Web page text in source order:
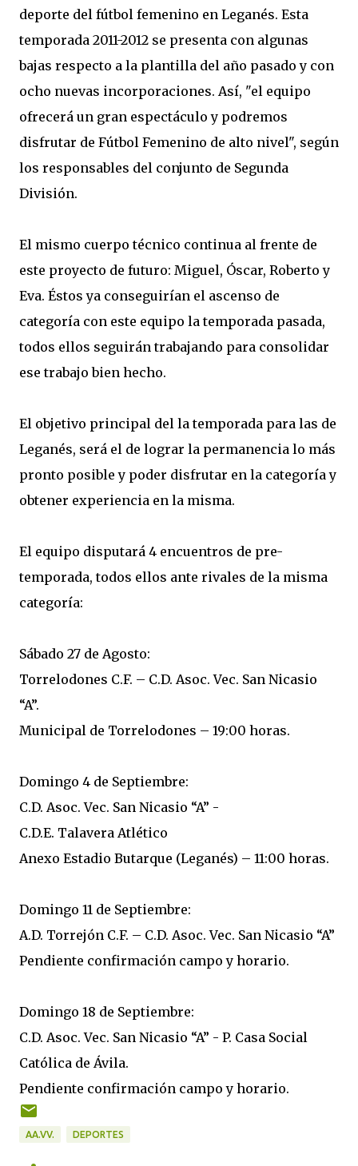
deporte del fútbol femenino en Leganés. Esta
temporada 2011-2012 se presenta con algunas
bajas respecto a la plantilla del año pasado y con
ocho nuevas incorporaciones. Así, "el equipo
ofrecerá un gran espectáculo y podremos
disfrutar de Fútbol Femenino de alto nivel", según
los responsables del conjunto de Segunda
División.
El mismo cuerpo técnico continua al frente de
este proyecto de futuro: Miguel, Óscar, Roberto y
Eva. Éstos ya conseguirían el ascenso de
categoría con este equipo la temporada pasada,
todos ellos seguirán trabajando para consolidar
ese trabajo bien hecho.
El objetivo principal del la temporada para las de
Leganés, será el de lograr la permanencia lo más
pronto posible y poder disfrutar en la categoría y
obtener experiencia en la misma.
El equipo disputará 4 encuentros de pre-
temporada, todos ellos ante rivales de la misma
categoría:
Sábado 27 de Agosto:
Torrelodones C.F. – C.D. Asoc. Vec. San Nicasio
“A”.
Municipal de Torrelodones – 19:00 horas.
Domingo 4 de Septiembre:
C.D. Asoc. Vec. San Nicasio “A” -
C.D.E. Talavera Atlético
Anexo Estadio Butarque (Leganés) – 11:00 horas.
Domingo 11 de Septiembre:
A.D. Torrejón C.F. – C.D. Asoc. Vec. San Nicasio “A”
Pendiente confirmación campo y horario.
Domingo 18 de Septiembre:
C.D. Asoc. Vec. San Nicasio “A” - P. Casa Social
Católica de Ávila.
Pendiente confirmación campo y horario.
AA.VV. DEPORTES